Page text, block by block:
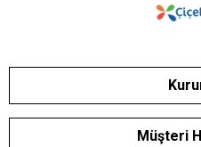
Müşteri